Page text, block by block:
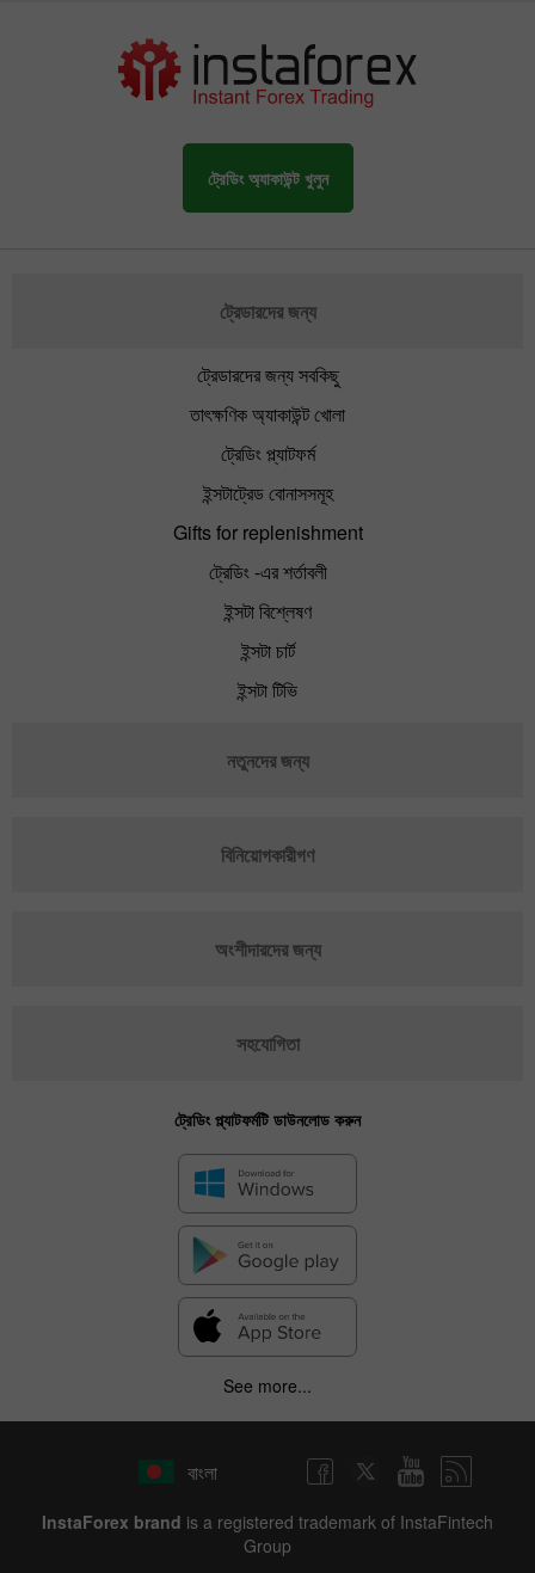
ট্রেডিং অ্যাকাউন্ট খুলুন
ট্রেডারদের জন্য
ট্রেডারদের জন্য সবকিছু
তাৎক্ষণিক অ্যাকাউন্ট খোলা
ট্রেডিং প্ল্যাটফর্ম
ইন্সটাট্রেড বোনাসসমূহ
Gifts for replenishment
ট্রেডিং -এর শর্তাবলী
ইন্সটা বিশ্লেষণ
ইন্সটা চার্ট
ইন্সটা টিভি
নতুনদের জন্য
বিনিয়োগকারীগণ
অংশীদারদের জন্য
সহযোগিতা
ট্রেডিং প্ল্যাটফর্মটি ডাউনলোড করুন
See more...
বাংলা
InstaForex brand is a registered trademark of InstaFintech
Group